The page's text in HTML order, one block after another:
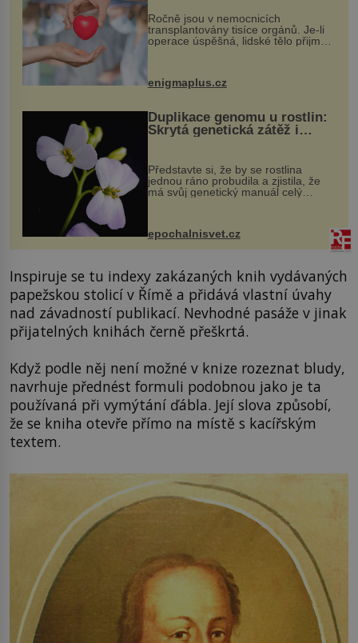
Ročně jsou v nemocnicích
transplantovány tisíce orgánů. Je-li
operace úspěšná, lidské tělo přijme
enigmaplus.cz
Duplikace genomu u rostlin:
Skrytá genetická zátěž i
Představte si, že by se rostlina
jednou ráno probudila a zjistila, že
má svůj genetický manuál celý
vstupenka...
epochalnisvet.cz
Inspiruje se tu indexy zakázaných knih vydávaných
papežskou stolicí v Římě a přidává vlastní úvahy
nad závadností publikací. Nevhodné pasáže v jinak
přijatelných knihách černě přeškrtá.
Když podle něj není možné v knize rozeznat bludy,
navrhuje přednést formuli podobnou jako je ta
používaná při vymýtání ďábla. Její slova způsobí,
že se kniha otevře přímo na místě s kacířským
textem.